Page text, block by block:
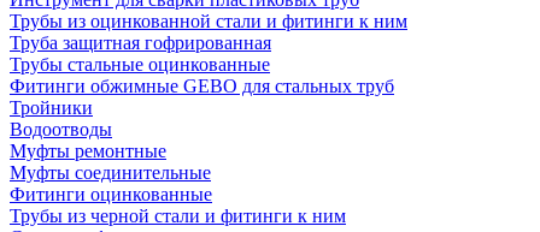
Трубы из оцинкованной стали и фитинги к ним
Труба защитная гофрированная
Трубы стальные оцинкованные
Фитинги обжимные GEBO для стальных труб
Тройники
Водоотводы
Муфты ремонтные
Муфты соединительные
Фитинги оцинкованные
Трубы из черной стали и фитинги к ним